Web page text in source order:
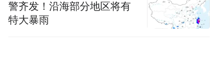
警齐发！沿海部分地区将有
特大暴雨